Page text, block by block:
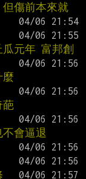
傷前本來就
元年 富邦創
麼
葩
會逼退